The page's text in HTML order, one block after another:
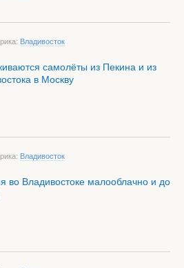
Владивосток
самолёты из Пекина и из
в Москву
Владивосток
во Владивостоке малооблачно и до